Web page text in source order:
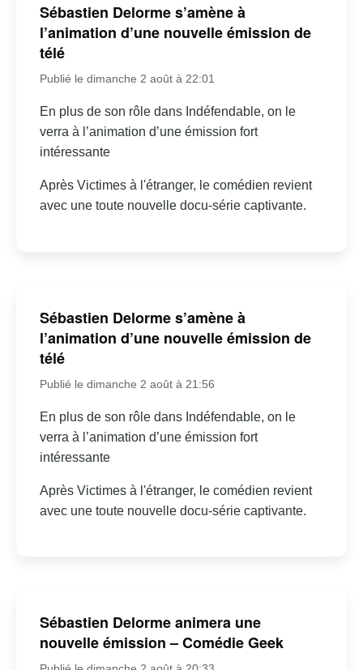
Sébastien Delorme s’amène à
l’animation d’une nouvelle émission de
télé
Publié le dimanche 2 août à 22:01
En plus de son rôle dans Indéfendable, on le
verra à l’animation d’une émission fort
intéressante
Après Victimes à l'étranger, le comédien revient
avec une toute nouvelle docu-série captivante.
Sébastien Delorme s’amène à
l’animation d’une nouvelle émission de
télé
Publié le dimanche 2 août à 21:56
En plus de son rôle dans Indéfendable, on le
verra à l’animation d’une émission fort
intéressante
Après Victimes à l'étranger, le comédien revient
avec une toute nouvelle docu-série captivante.
Sébastien Delorme animera une
nouvelle émission – Comédie Geek